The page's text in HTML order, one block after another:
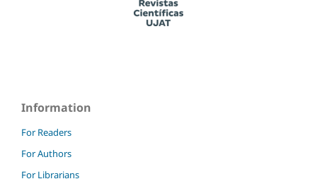
Information
For Readers
For Authors
For Librarians